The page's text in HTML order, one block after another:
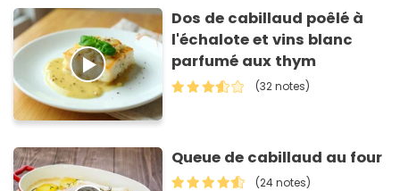
Dos de cabillaud poêlé à
l'échalote et vins blanc
parfumé aux thym
(32 notes)
Queue de cabillaud au four
(24 notes)